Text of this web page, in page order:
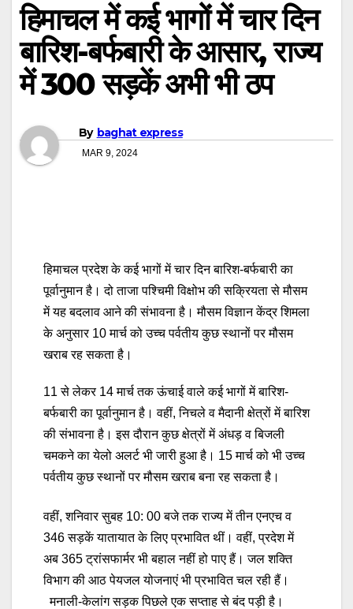
हिमाचल में कई भागों में चार दिन
बारिश-बर्फबारी के आसार, राज्य
में 300 सड़कें अभी भी ठप
By baghat express
MAR 9, 2024
हिमाचल प्रदेश के कई भागों में चार दिन बारिश-बर्फबारी का
पूर्वानुमान है। दो ताजा पश्चिमी विक्षोभ की सक्रियता से मौसम
में यह बदलाव आने की संभावना है। मौसम विज्ञान केंद्र शिमला
के अनुसार 10 मार्च को उच्च पर्वतीय कुछ स्थानों पर मौसम
खराब रह सकता है।
11 से लेकर 14 मार्च तक ऊंचाई वाले कई भागों में बारिश-
बर्फबारी का पूर्वानुमान है। वहीं, निचले व मैदानी क्षेत्रों में बारिश
की संभावना है। इस दौरान कुछ क्षेत्रों में अंधड़ व बिजली
चमकने का येलो अलर्ट भी जारी हुआ है। 15 मार्च को भी उच्च
पर्वतीय कुछ स्थानों पर मौसम खराब बना रह सकता है।
वहीं, शनिवार सुबह 10: 00 बजे तक राज्य में तीन एनएच व
346 सड़कें यातायात के लिए प्रभावित थीं। वहीं, प्रदेश में
अब 365 ट्रांसफार्मर भी बहाल नहीं हो पाए हैं। जल शक्ति
विभाग की आठ पेयजल योजनाएं भी प्रभावित चल रही हैं।
मनाली-केलांग सड़क पिछले एक सप्ताह से बंद पड़ी है।